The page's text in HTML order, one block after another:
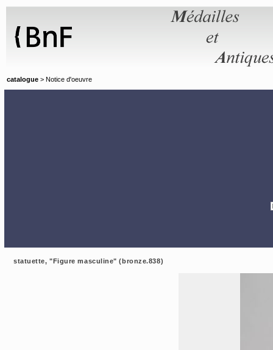
catalogue > Notice d'oeuvre
statuette, "Figure masculine" (bronze.838)